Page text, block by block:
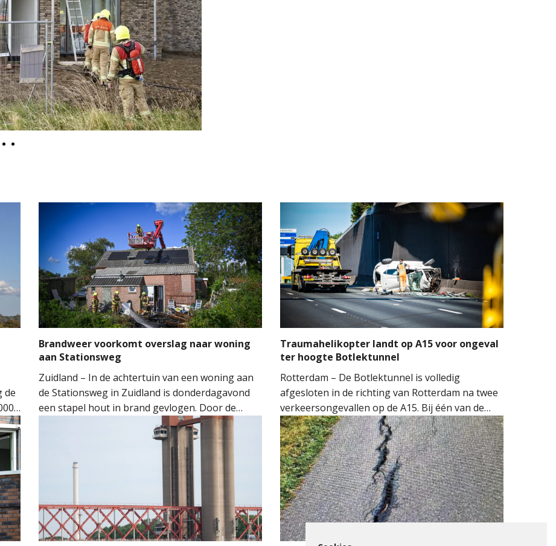
de
Brandweer voorkomt overslag naar woning
aan Stationsweg
Zuidland – In de achtertuin van een woning aan
de Stationsweg in Zuidland is donderdagavond
een stapel hout in brand gevlogen. Door de
snelle inzet van de brandweer kon worden
voorkomen dat het vuur oversloeg naar de
Traumahelikopter landt op A15 voor ongeval
ter hoogte Botlektunnel
Rotterdam – De Botlektunnel is volledig
afgesloten in de richting van Rotterdam na twee
verkeersongevallen op de A15. Bij één van de
ongevallen sloeg een auto over de kop.
Hulpdiensten kwamen massaal ter plaatse.
Meerdere ambulances, de brandweer en het
Mobiel Medisch Team (MMT) werden ingezet. De
traumahelikopter landde op de snelweg om
medische assistentie te verlenen.